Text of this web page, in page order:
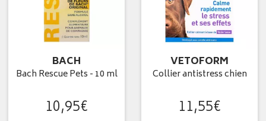
BACH
Bach Rescue Pets - 10 ml
10,95€
VETOFORM
Collier antistress chien
11,55€